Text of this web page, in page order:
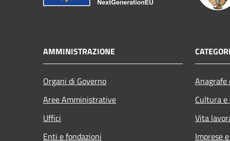
AMMINISTRAZIONE
Organi di Governo
Aree Amministrative
Uffici
Enti e fondazioni
Cultura
Vita
Imprese